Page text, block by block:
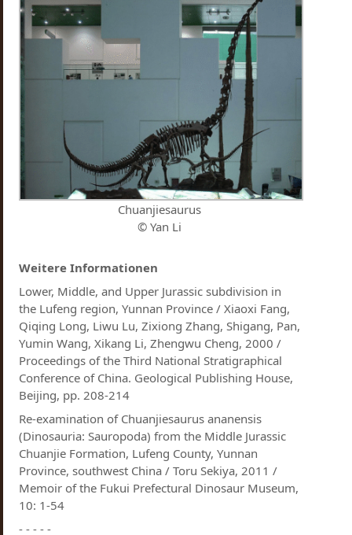
Chuanjiesaurus
© Yan Li
Weitere Informationen
Lower, Middle, and Upper Jurassic subdivision in
the Lufeng region, Yunnan Province / Xiaoxi Fang,
Qiqing Long, Liwu Lu, Zixiong Zhang, Shigang, Pan,
Yumin Wang, Xikang Li, Zhengwu Cheng, 2000 /
Proceedings of the Third National Stratigraphical
Conference of China. Geological Publishing House,
Beijing, pp. 208-214
Re-examination of Chuanjiesaurus ananensis
(Dinosauria: Sauropoda) from the Middle Jurassic
Chuanjie Formation, Lufeng County, Yunnan
Province, southwest China / Toru Sekiya, 2011 /
Memoir of the Fukui Prefectural Dinosaur Museum,
10: 1-54
- - - - -